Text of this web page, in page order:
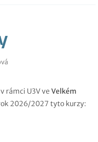
rámci U3V ve Velkém
2026/2027 tyto kurzy: